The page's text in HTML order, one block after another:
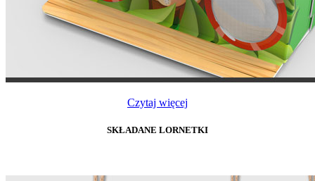
Czytaj więcej
SKŁADANE LORNETKI